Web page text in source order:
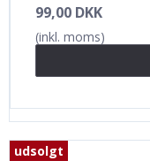
99,00 DKK
(inkl. moms)
udsolgt